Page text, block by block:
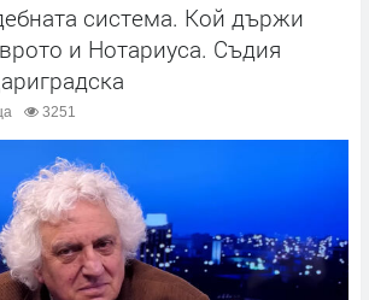
система. Кой държи
и Нотариуса. Съдия
3251